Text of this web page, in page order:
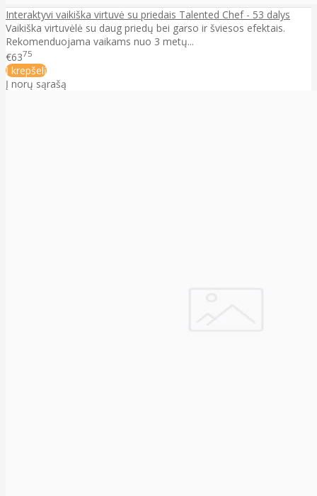
Interaktyvi vaikiška virtuvė su priedais Talented Chef - 53 dalys
Vaikiška virtuvėlė su daug priedų bei garso ir šviesos efektais.
Rekomenduojama vaikams nuo 3 metų...
€6375
Į krepšelį
Į norų sąrašą